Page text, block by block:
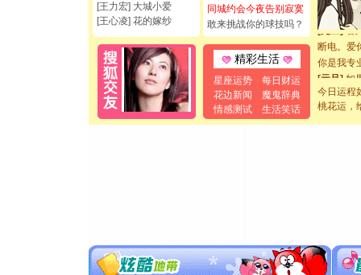
[王力宏] 大城小爱
[王心凌] 花的嫁纱
同城约会今夜告别寂寞
敢来挑战你的球技吗？
精彩生活
星座运势
每日财运
花边新闻
魔鬼辞典
情感测试
生活笑话
如意,快
[元旦]看
断电。爱
你是我专
[元旦] 如
起；二是
离。水晶
送你一棵
[圣诞节]
今日运程
桃花运，